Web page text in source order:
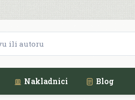
Nakladnici Blog